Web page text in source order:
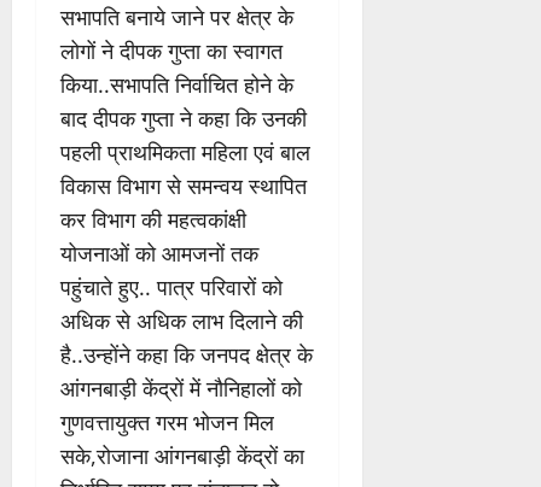
सभापति बनाये जाने पर क्षेत्र के
लोगों ने दीपक गुप्ता का स्वागत
किया..सभापति निर्वाचित होने के
बाद दीपक गुप्ता ने कहा कि उनकी
पहली प्राथमिकता महिला एवं बाल
विकास विभाग से समन्वय स्थापित
कर विभाग की महत्वकांक्षी
योजनाओं को आमजनों तक
पहुंचाते हुए.. पात्र परिवारों को
अधिक से अधिक लाभ दिलाने की
है..उन्होंने कहा कि जनपद क्षेत्र के
आंगनबाड़ी केंद्रों में नौनिहालों को
गुणवत्तायुक्त गरम भोजन मिल
सके,रोजाना आंगनबाड़ी केंद्रों का